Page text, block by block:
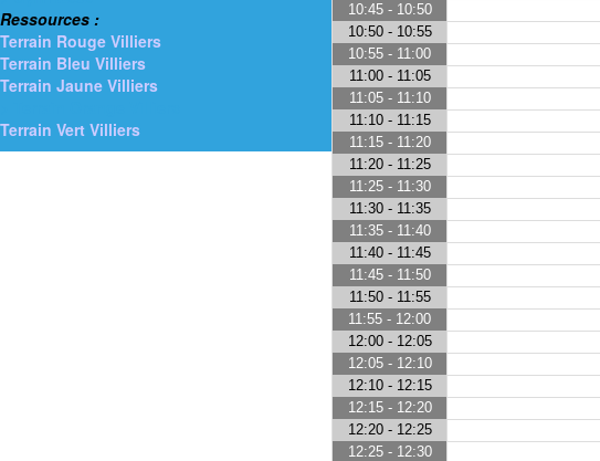
Ressources :
Terrain Rouge Villiers
Terrain Bleu Villiers
Terrain Jaune Villiers
Terrain Vert Villiers
10:45 - 10:50
10:50 - 10:55
10:55 - 11:00
11:00 - 11:05
11:05 - 11:10
11:10 - 11:15
11:15 - 11:20
11:20 - 11:25
11:25 - 11:30
11:30 - 11:35
11:35 - 11:40
11:40 - 11:45
11:45 - 11:50
11:50 - 11:55
11:55 - 12:00
12:00 - 12:05
12:05 - 12:10
12:10 - 12:15
12:15 - 12:20
12:20 - 12:25
12:25 - 12:30